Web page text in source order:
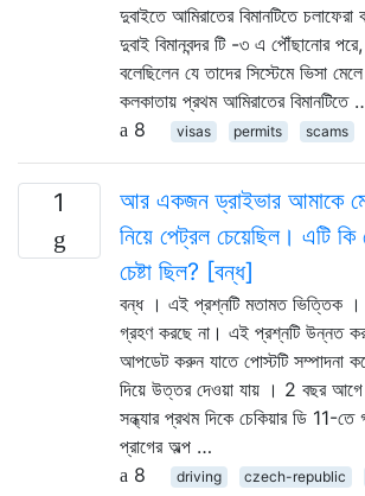
দুবাইতে আমিরাতের বিমানটিতে
দুবাই বিমানবন্দর টি -৩ এ পৌঁছানোর
বলেছিলেন যে তাদের সিস্টেমে ভিসা
কলকাতায় প্রথম আমিরাতের বিমানটিতে
8
visas permits scams
1
আর একজন ড্রাইভার আমাকে
নিয়ে পেট্রল চেয়েছিল। এটি
চেষ্টা ছিল? [বন্ধ]
বন্ধ । এই প্রশ্নটি মতামত ভিত্তিক ।
গ্রহণ করছে না। এই প্রশ্নটি উন্নত
আপডেট করুন যাতে পোস্টটি সম্পাদনা
দিয়ে উত্তর দেওয়া যায় । 2 বছর
সন্ধ্যার প্রথম দিকে চেকিয়ার ডি 11-তে
প্রাগের অল্প …
8
driving czech-republic